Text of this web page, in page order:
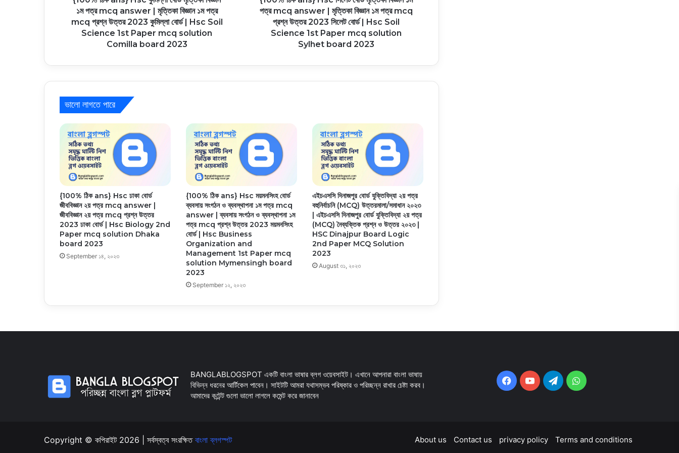
১ম পত্র mcq answer | মৃত্তিকা বিজ্ঞান ১ম পত্র
mcq প্রশ্ন উত্তর 2023 কুমিল্লা বোর্ড | Hsc Soil
Science 1st Paper mcq solution
Comilla board 2023
পত্র mcq answer | মৃত্তিকা বিজ্ঞান ১ম পত্র mcq
প্রশ্ন উত্তর 2023 সিলেট বোর্ড | Hsc Soil
Science 1st Paper mcq solution
Sylhet board 2023
ভালো লাগতে পারে
{100% ঠিক ans} Hsc ঢাকা বোর্ড
জীববিজ্ঞান ২য় পত্র mcq answer |
জীববিজ্ঞান ২য় পত্র mcq প্রশ্ন উত্তর
2023 ঢাকা বোর্ড | Hsc Biology 2nd
Paper mcq solution Dhaka
board 2023
September ১৪, ২০২৩
{100% ঠিক ans} Hsc ময়মনসিংহ বোর্ড
ব্যবসায় সংগঠন ও ব্যবস্থাপনা ১ম পত্র mcq
answer | ব্যবসায় সংগঠন ও ব্যবস্থাপনা ১ম
পত্র mcq প্রশ্ন উত্তর 2023 ময়মনসিংহ
বোর্ড | Hsc Business
Organization and
Management 1st Paper mcq
solution Mymensingh board
2023
September ১২, ২০২৩
এইচএসসি দিনাজপুর বোর্ড যুক্তিবিদ্যা ২য় পত্র
বহুনির্বাচনি (MCQ) উত্তরমালা/সমাধান ২০২৩
| এইচএসসি দিনাজপুর বোর্ড যুক্তিবিদ্যা ২য় পত্র
(MCQ) নৈব্যক্তিক প্রশ্ন ও উত্তর ২০২৩ |
HSC Dinajpur Board Logic
2nd Paper MCQ Solution
2023
August ৩১, ২০২৩
BANGLABLOGSPOT একটি বাংলা ভাষার ব্লগ ওয়েবসাইট। এখানে আপনারা বাংলা ভাষায়
বিভিন্ন ধরনের আর্টিকেল পাবেন। সাইটটি আমরা যথাসম্ভব পরিষ্কার ও পরিচ্ছন্ন রাখার চেষ্টা করব।
আমাদের কন্টেন্ট গুলো ভালো লাগলে কমেন্ট করে জানাবেন
Facebook
YouTubeTelegramWhatsApp
Copyright © কপিরাইট 2026 | সর্বস্বত্ব সংরক্ষিত বাংলা ব্লগস্পট About us Contact us privacy policy Terms and conditions